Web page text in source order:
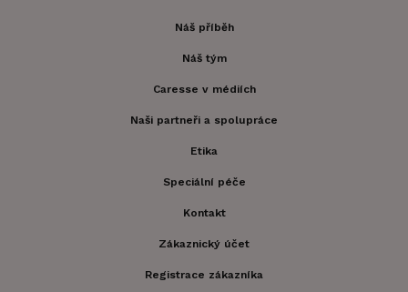
Náš příběh
Náš tým
Caresse v médiích
Naši partneři a spolupráce
Etika
Speciální péče
Kontakt
Zákaznický účet
Registrace zákazníka